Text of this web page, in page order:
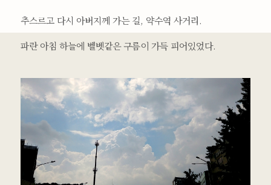
추스르고 다시 아버지께 가는 길, 약수역 사거리.
파란 아침 하늘에 벨벳같은 구름이 가득 피어있었다.